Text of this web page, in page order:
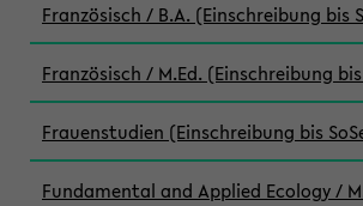
Französisch / B.A. (Einschreibung bis
Französisch / M.Ed. (Einschreibung bis
Frauenstudien (Einschreibung bis
Fundamental and Applied Ecology /